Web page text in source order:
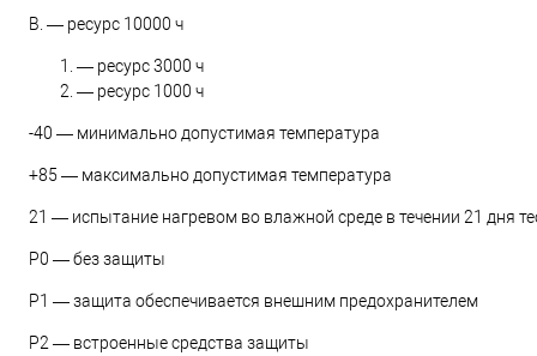
В. — ресурс 10000 ч
— ресурс 3000 ч
— ресурс 1000 ч
-40 — минимально допустимая температура
+85 — максимально допустимая температура
21 — испытание нагревом во влажной среде в течении 21 дня
Р0 — без защиты
Р1 — защита обеспечивается внешним предохранителем
Р2 — встроенные средства защиты